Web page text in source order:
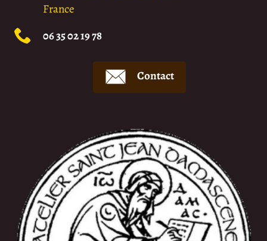
France
06 35 02 19 78
Contact